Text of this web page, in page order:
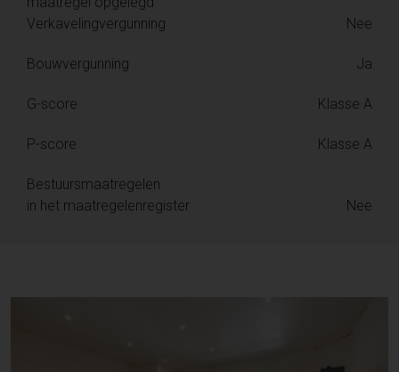
Verkavelingvergunning
Nee
Bouwvergunning Ja
G-score Klasse A
P-score Klasse A
Bestuursmaatregelen
in het maatregelenregister
Nee